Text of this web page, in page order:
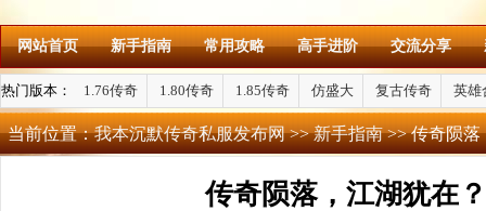
网站首页 新手指南 常用攻略 高手进阶 交流分享
热门版本： 1.76传奇 1.80传奇 1.85传奇 仿盛大 复古传奇 英雄
当前位置：我本沉默传奇私服发布网>>新手指南>> 传奇陨落
传奇陨落，江湖犹在